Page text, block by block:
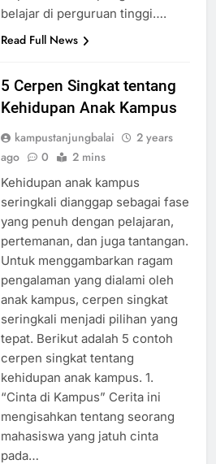
belajar di perguruan tinggi….
Read Full News
5 Cerpen Singkat tentang
Kehidupan Anak Kampus
kampustanjungbalai
2 years
ago
0 2 mins
Kehidupan anak kampus
seringkali dianggap sebagai fase
yang penuh dengan pelajaran,
pertemanan, dan juga tantangan.
Untuk menggambarkan ragam
pengalaman yang dialami oleh
anak kampus, cerpen singkat
seringkali menjadi pilihan yang
tepat. Berikut adalah 5 contoh
cerpen singkat tentang
kehidupan anak kampus. 1.
“Cinta di Kampus” Cerita ini
mengisahkan tentang seorang
mahasiswa yang jatuh cinta
pada…